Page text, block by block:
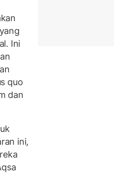
Ini
quo
dan
ini,